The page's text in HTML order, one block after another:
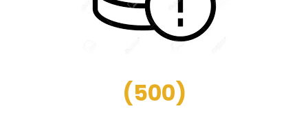
(500)